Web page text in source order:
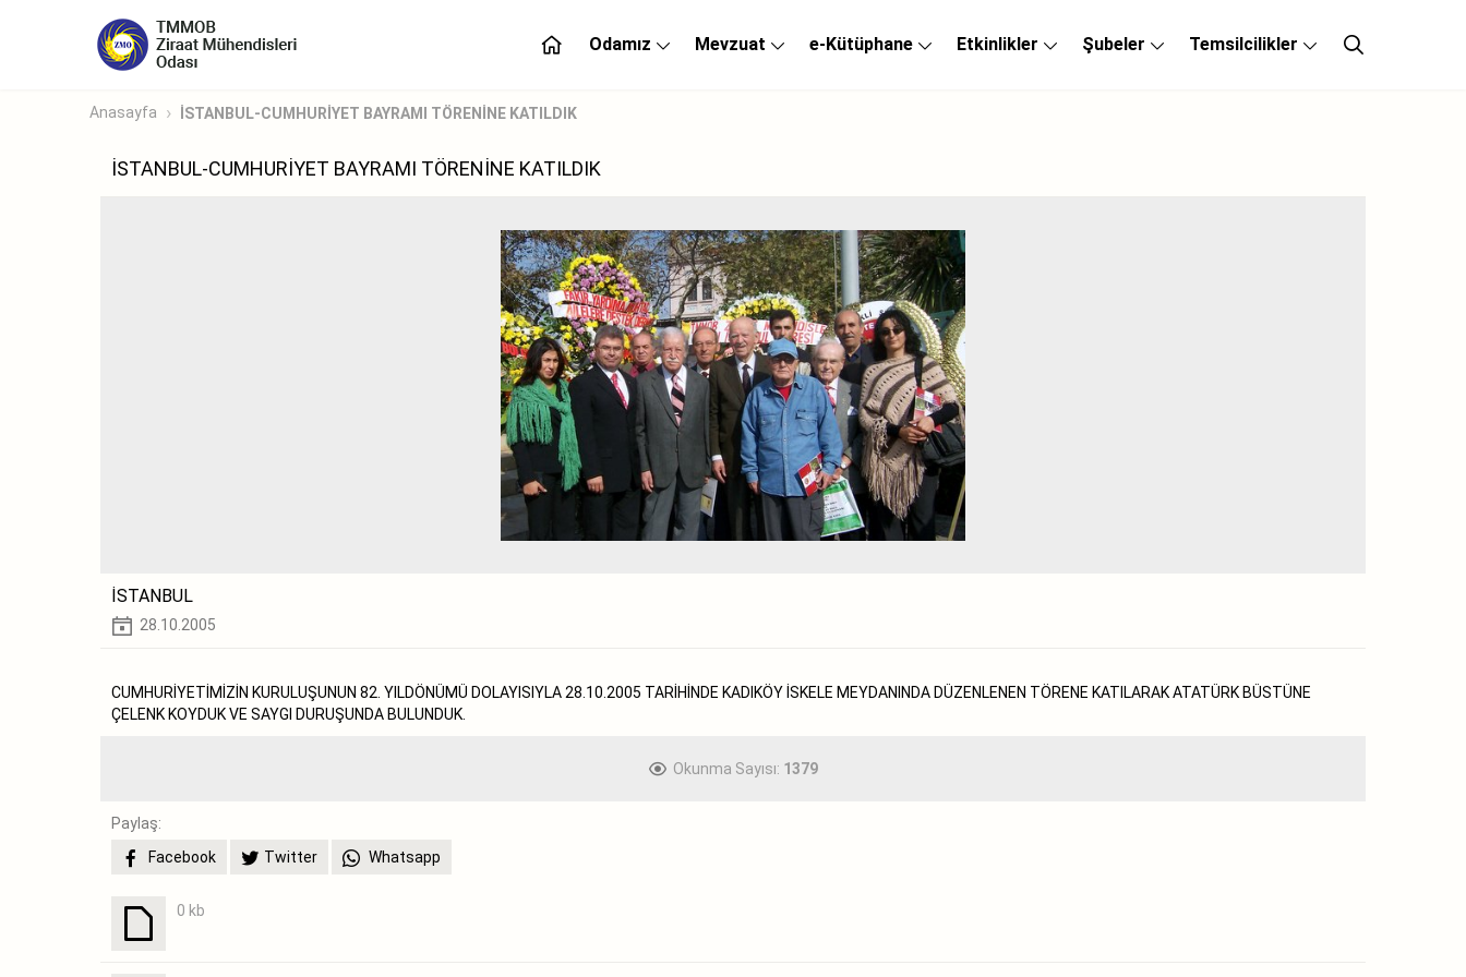
Odamız Mevzuat e-Kütüphane Etkinlikler Şubeler Temsilcilikler
Anasayfa İSTANBUL-CUMHURİYET BAYRAMI TÖRENİNE KATILDIK
İSTANBUL-CUMHURİYET BAYRAMI TÖRENİNE KATILDIK
İSTANBUL
28.10.2005
CUMHURİYETİMİZİN KURULUŞUNUN 82. YILDÖNÜMÜ DOLAYISIYLA 28.10.2005 TARİHİNDE KADIKÖY İSKELE MEYDANINDA DÜZENLENEN TÖRENE KATILARAK ATATÜRK BÜSTÜNE
ÇELENK KOYDUK VE SAYGI DURUŞUNDA BULUNDUK.
Okunma Sayısı: 1379
Paylaş:
Facebook
Twitter Whatsapp
0 kb